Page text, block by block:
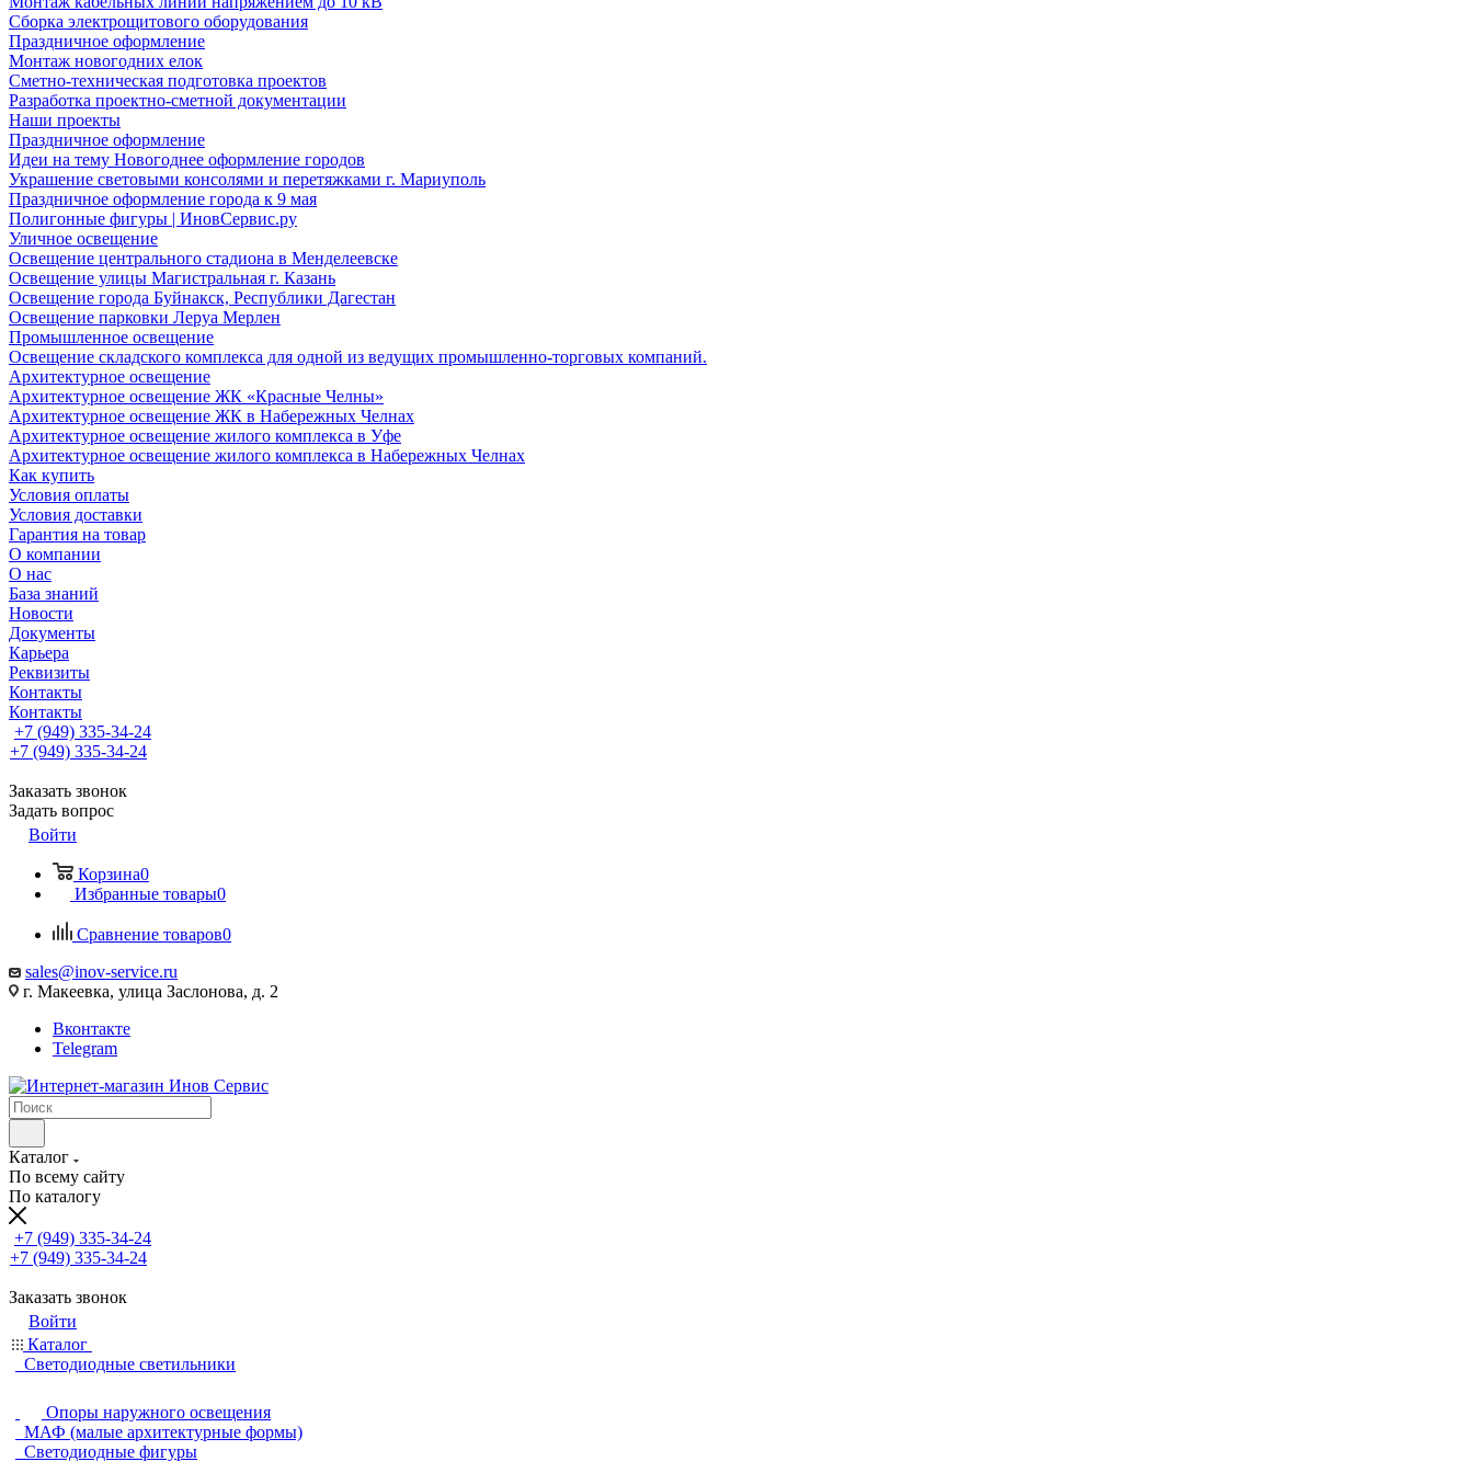
Сборка электрощитового оборудования
Праздничное оформление
Монтаж новогодних елок
Сметно-техническая подготовка проектов
Разработка проектно-сметной документации
Наши проекты
Праздничное оформление
Идеи на тему Новогоднее оформление городов
Украшение световыми консолями и перетяжками г. Мариуполь
Праздничное оформление города к 9 мая
Полигонные фигуры | ИновСервис.ру
Уличное освещение
Освещение центрального стадиона в Менделеевске
Освещение улицы Магистральная г. Казань
Освещение города Буйнакск, Республики Дагестан
Освещение парковки Леруа Мерлен
Промышленное освещение
Освещение складского комплекса для одной из ведущих промышленно-торговых компаний.
Архитектурное освещение
Архитектурное освещение ЖК «Красные Челны»
Архитектурное освещение ЖК в Набережных Челнах
Архитектурное освещение жилого комплекса в Уфе
Архитектурное освещение жилого комплекса в Набережных Челнах
Как купить
Условия оплаты
Условия доставки
Гарантия на товар
О компании
О нас
База знаний
Новости
Документы
Карьера
Реквизиты
Контакты
Контакты
+7 (949) 335-34-24
+7 (949) 335-34-24
Заказать звонок
Задать вопрос
Войти
Корзина0
Избранные товары0
Сравнение товаров0
sales@inov-service.ru
г. Макеевка, улица Заслонова, д. 2
Вконтакте
Telegram
Каталог
По всему сайту
По каталогу
+7 (949) 335-34-24
+7 (949) 335-34-24
Заказать звонок
Войти
Каталог
Светодиодные светильники
Опоры наружного освещения
МАФ (малые архитектурные формы)
Светодиодные фигуры